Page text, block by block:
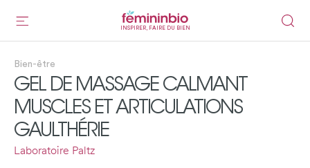
INSPIRER, FAIRE DU BIEN
Bien-être
GEL DE MASSAGE CALMANT
MUSCLES ET ARTICULATIONS
GAULTHÉRIE
Laboratoire Paltz